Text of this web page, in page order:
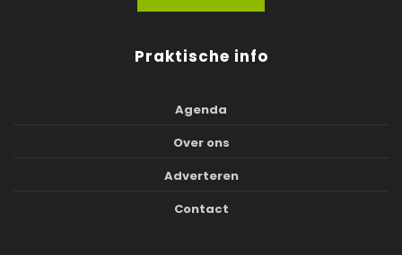
Praktische info
Agenda
Over ons
Adverteren
Contact